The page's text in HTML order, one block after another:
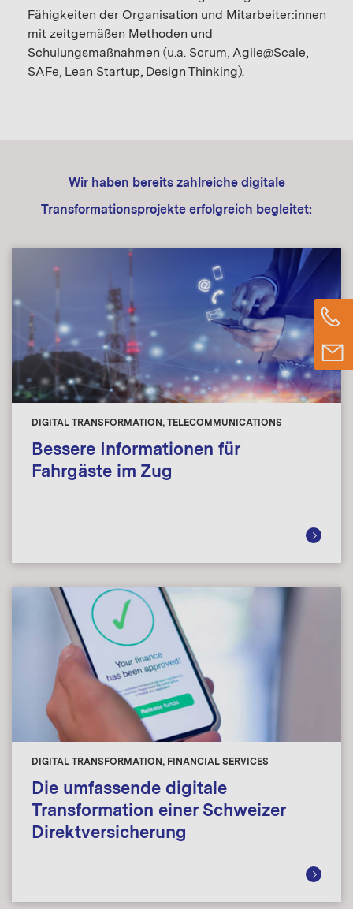
Fähigkeiten der Organisation und Mitarbeiter:innen
mit zeitgemäßen Methoden und
Schulungsmaßnahmen (u.a. Scrum, Agile@Scale,
SAFe, Lean Startup, Design Thinking).
Wir haben bereits zahlreiche digitale
Transformationsprojekte erfolgreich begleitet:
DIGITAL TRANSFORMATION, TELECOMMUNICATIONS
Bessere Informationen für
Fahrgäste im Zug
DIGITAL TRANSFORMATION, FINANCIAL SERVICES
Die umfassende digitale
Transformation einer Schweizer
Direktversicherung